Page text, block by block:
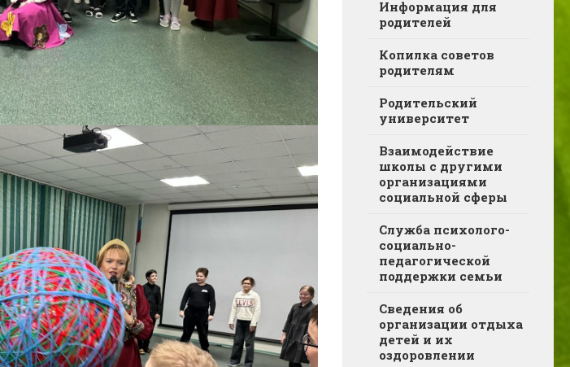
Информация для
родителей
Копилка советов
родителям
Родительский
университет
Взаимодействие
школы с другими
организациями
социальной сферы
Служба психолого-
социально-
педагогической
поддержки семьи
Сведения об
организации отдыха
детей и их
оздоровлении